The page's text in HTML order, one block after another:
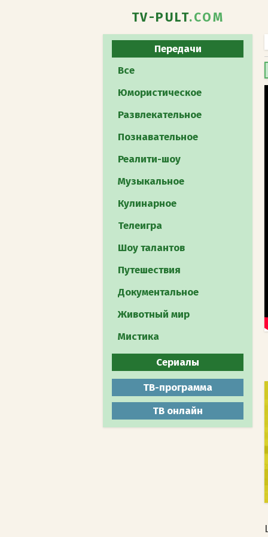
TV-PULT.COM
Передачи
Все
Юмористическое
Развлекательное
Познавательное
Реалити-шоу
Музыкальное
Кулинарное
Телеигра
Шоу талантов
Путешествия
Документальное
Животный мир
Мистика
Сериалы
Боевики
Военные
ТВ-программа
ТВ онлайн